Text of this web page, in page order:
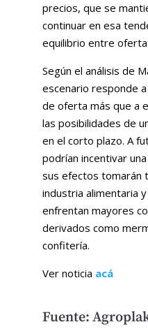
precios, que se
continuar en esa
equilibrio entre
Según el análisis de
escenario responde
de oferta más que a
las posibilidades de
en el corto plazo. A
podrían incentivar
sus efectos tomarán
industria alimentaria
enfrentan mayores
derivados como
confitería.
Ver noticia acá
Fuente: